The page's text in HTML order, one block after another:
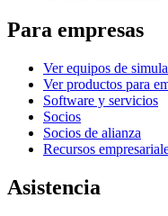
Para empresas
Ver equipos de
Ver productos para
Software y servicios
Socios
Socios de alianza
Recursos
Asistencia